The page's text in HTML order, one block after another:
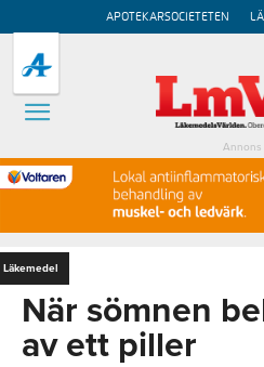
APOTEKARSOCIETETEN
Annons
Läkemedel
När sömnen
av ett piller